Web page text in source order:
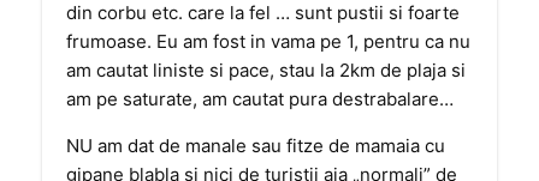
din corbu etc. care la fel … sunt pustii si foarte
frumoase. Eu am fost in vama pe 1, pentru ca nu
am cautat liniste si pace, stau la 2km de plaja si
am pe saturate, am cautat pura destrabalare…
NU am dat de manale sau fitze de mamaia cu
gipane blabla si nici de turistii aia „normali” de